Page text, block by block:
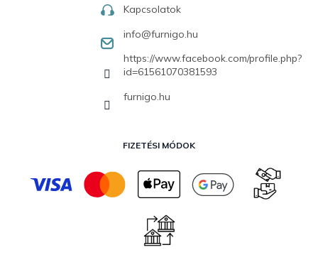
Kapcsolatok
info@furnigo.hu
https://www.facebook.com/profile.php?
id=61561070381593
furnigo.hu
FIZETÉSI MÓDOK